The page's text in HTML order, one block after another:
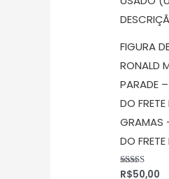
FIGURA
RONALD
PARADE
DO
GRAMAS
DO
Avaliação
R$50,00